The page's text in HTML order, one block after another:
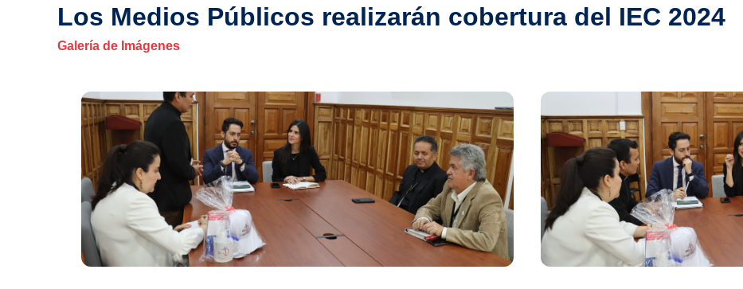
Los Medios Públicos realizarán cobertura del IEC 2024
Galería de Imágenes